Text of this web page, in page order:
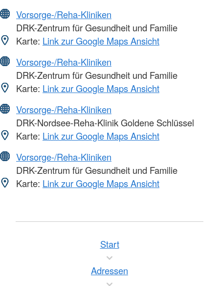
Vorsorge-/Reha-Kliniken
DRK-Zentrum für Gesundheit und Familie
Karte: Link zur Google Maps Ansicht
Vorsorge-/Reha-Kliniken
DRK-Zentrum für Gesundheit und Familie
Karte: Link zur Google Maps Ansicht
Vorsorge-/Reha-Kliniken
DRK-Nordsee-Reha-Klinik Goldene Schlüssel
Karte: Link zur Google Maps Ansicht
Vorsorge-/Reha-Kliniken
DRK-Zentrum für Gesundheit und Familie
Karte: Link zur Google Maps Ansicht
Start
Adressen